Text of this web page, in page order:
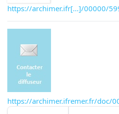
https://archimer.ifr[...]/00000/
https://archimer.ifremer.fr/doc/